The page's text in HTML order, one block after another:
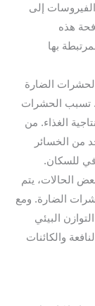
إلى
هذه
بها
الحشرات الضارة
تسبب الحشرات
الغذاء. من
من الخسائر
للسكان.
الحالات، يتم
الضارة. ومع
البيئي
والكائنات